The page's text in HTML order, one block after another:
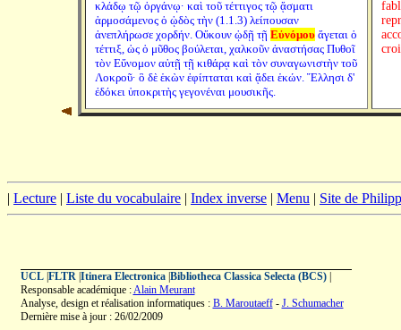
κλάδῳ τῷ ὀργάνῳ· καὶ τοῦ τέττιγος τῷ ᾄσματι
ἁρμοσάμενος ὁ ᾠδὸς τὴν (1.1.3) λείπουσαν
ἀνεπλήρωσε χορδήν. Οὔκουν ᾠδῇ τῇ Εὐνόμου ἄγεται ὁ
τέττιξ, ὡς ὁ μῦθος βούλεται, χαλκοῦν ἀναστήσας Πυθοῖ
τὸν Εὔνομον αὐτῇ τῇ κιθάρᾳ καὶ τὸν συναγωνιστὴν τοῦ
Λοκροῦ· ὃ δὲ ἑκὼν ἐφίπταται καὶ ᾄδει ἑκών. Ἕλλησι δ'
ἐδόκει ὑποκριτὴς γεγονέναι μουσικῆς.
| Lecture | Liste du vocabulaire | Index inverse | Menu | Site de
UCL| FLTR| Itinera Electronica| Bibliotheca Classica Selecta (BCS)|
Responsable académique :Alain Meurant
Analyse, design et réalisation informatiques : B. Maroutaeff- J. Schumacher
Dernière mise à jour : 26/02/2009